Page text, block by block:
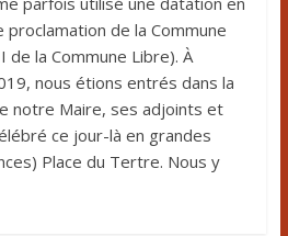
proclamation de la Commune
de la Commune Libre). À
nous étions entrés dans la
notre Maire, ses adjoints et
ce jour-là en grandes
Place du Tertre. Nous y